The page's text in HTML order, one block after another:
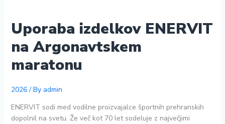
Uporaba izdelkov ENERVIT
na Argonavtskem
maratonu
2026/ By admin
ENERVIT sodi med vodilne proizvajalce športnih prehranskih
dopolnil na svetu. Že več kot 70 let sodeluje z največjimi